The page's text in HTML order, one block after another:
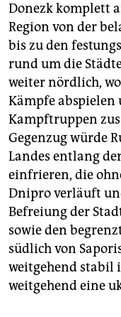
Donezk komplett
Region von der
bis zu den
rund um die
weiter nördlich,
Kämpfe abspielen
Kampftruppen
Gegenzug würde
Landes entlang
einfrieren, die
Dnipro verläuft
Befreiung der
sowie den
südlich von
weitgehend stabil
weitgehend eine